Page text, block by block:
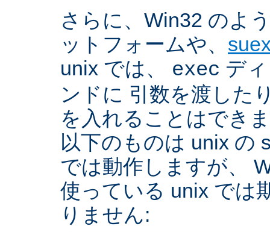
さらに、Win32 のよ
ットフォームや、
unix では、 exec デ
ンドに 引数を渡した
を入れることはでき
以下のものは unix の
では動作しますが、
使っている unix では
りません: